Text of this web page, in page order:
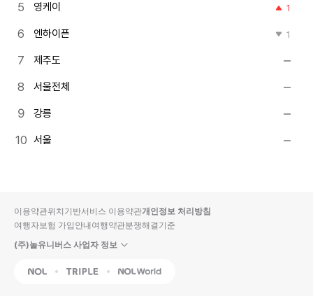
영케이 1
엔하이픈 1
제주도
서울전체
강릉
서울
이용약관위치기반서비스 이용약관개인정보 처리방침
여행자보험 가입안내여행약관분쟁해결기준
(주)놀유니버스 사업자 정보
NOL Triple Interpark Global